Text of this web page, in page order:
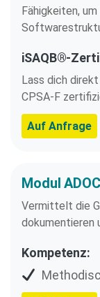
Fähigkeiten,
iSAQB®-
Lass dich
CPSA-F
Auf Anfrage
Modul
Vermittelt die
dokumentieren
Kompetenz: